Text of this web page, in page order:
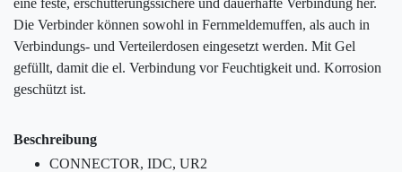
Die Verbinder können sowohl in Fernmeldemuffen, als auch in
Verbindungs- und Verteilerdosen eingesetzt werden. Mit Gel
gefüllt, damit die el. Verbindung vor Feuchtigkeit und. Korrosion
geschützt ist.
Beschreibung
CONNECTOR, IDC, UR2